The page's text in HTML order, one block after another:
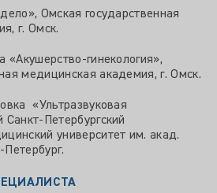
Омская государственная
г. Омск.
«Акушерство‑гинекология»,
медицинская академия, г. Омск.
«Ультразвуковая
университет им. акад.